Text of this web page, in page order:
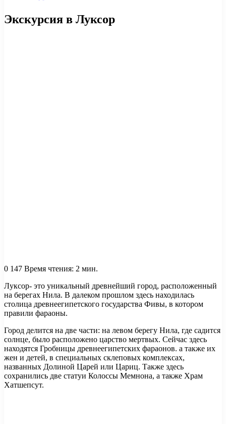
Экскурсия в Луксор
0 147 Время чтения: 2 мин.
Луксор- это уникальный древнейший город, расположенный
на берегах Нила. В далеком прошлом здесь находилась
столица древнеегипетского государства Фивы, в котором
правили фараоны.
Город делится на две части: на левом берегу Нила, где садится
солнце, было расположено царство мертвых. Сейчас здесь
находятся Гробницы древнеегипетских фараонов. а также их
жен и детей, в специальных склеповых комплексах,
названных Долиной Царей или Цариц. Также здесь
сохранились две статуи Колоссы Мемнона, а также Храм
Хатшепсут.